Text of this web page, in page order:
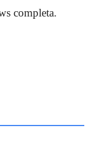
completa.